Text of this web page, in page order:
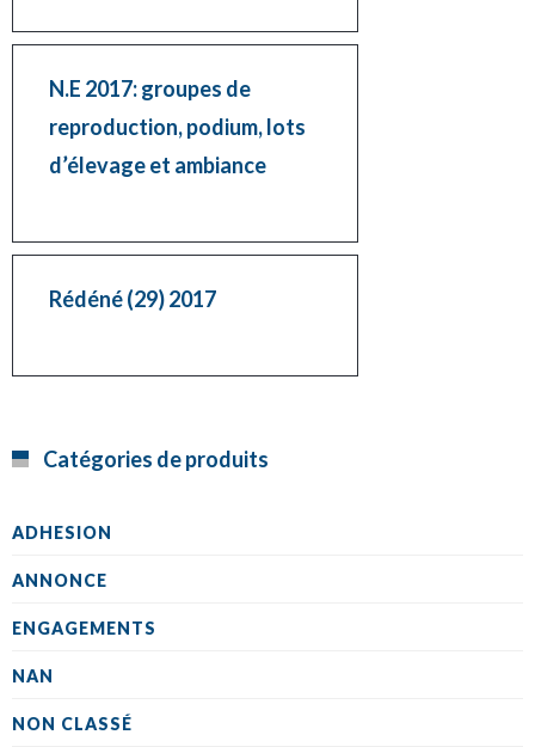
N.E 2017: groupes de
reproduction, podium, lots
d’élevage et ambiance
Rédéné (29) 2017
Catégories de produits
ADHESION
ANNONCE
ENGAGEMENTS
NAN
NON CLASSÉ